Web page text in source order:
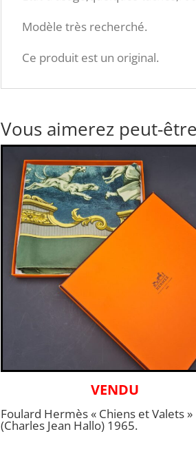
Modèle très recherché.
Ce produit est un original.
Vous aimerez peut-
VENDU
Foulard Hermès « Chiens et Valets »
(Charles Jean Hallo) 1965.